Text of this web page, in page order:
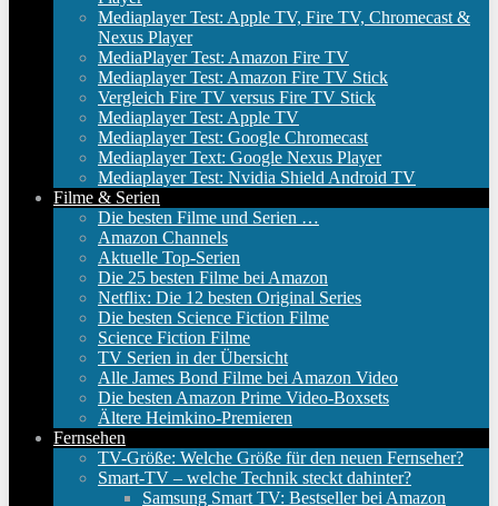
Mediaplayer Test: Apple TV, Fire TV, Chromecast &
Nexus Player
MediaPlayer Test: Amazon Fire TV
Mediaplayer Test: Amazon Fire TV Stick
Vergleich Fire TV versus Fire TV Stick
Mediaplayer Test: Apple TV
Mediaplayer Test: Google Chromecast
Mediaplayer Text: Google Nexus Player
Mediaplayer Test: Nvidia Shield Android TV
Filme & Serien
Die besten Filme und Serien …
Amazon Channels
Aktuelle Top-Serien
Die 25 besten Filme bei Amazon
Netflix: Die 12 besten Original Series
Die besten Science Fiction Filme
Science Fiction Filme
TV Serien in der Übersicht
Alle James Bond Filme bei Amazon Video
Die besten Amazon Prime Video-Boxsets
Ältere Heimkino-Premieren
Fernsehen
TV-Größe: Welche Größe für den neuen Fernseher?
Smart-TV – welche Technik steckt dahinter?
Samsung Smart TV: Bestseller bei Amazon